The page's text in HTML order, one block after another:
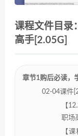
课程文件目录
高手[2.05G]
章节1购后必读，
02-04课件
【
职场
【